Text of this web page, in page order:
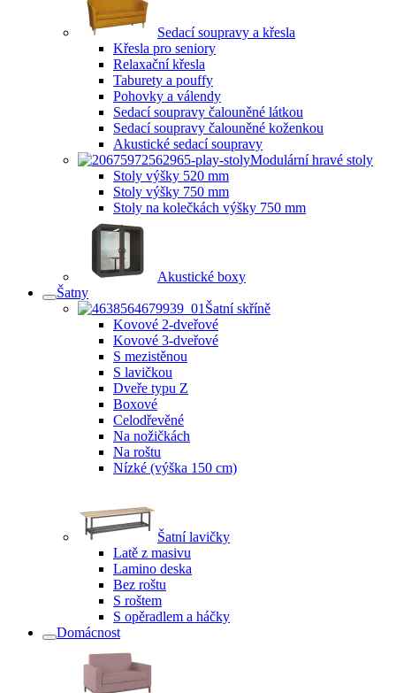
Sedací soupravy a křesla
Křesla pro seniory
Relaxační křesla
Taburety a pouffy
Pohovky a válendy
Sedací soupravy čalouněné látkou
Sedací soupravy čalouněné koženkou
Akustické sedací soupravy
Modulární hravé stoly
Stoly výšky 520 mm
Stoly výšky 750 mm
Stoly na kolečkách výšky 750 mm
Akustické boxy
Šatny
Šatní skříně
Kovové 2-dveřové
Kovové 3-dveřové
S mezistěnou
S lavičkou
Dveře typu Z
Boxové
Celodřevěné
Na nožičkách
Na roštu
Nízké (výška 150 cm)
Šatní lavičky
Latě z masivu
Lamino deska
Bez roštu
S roštem
S opěradlem a háčky
Domácnost